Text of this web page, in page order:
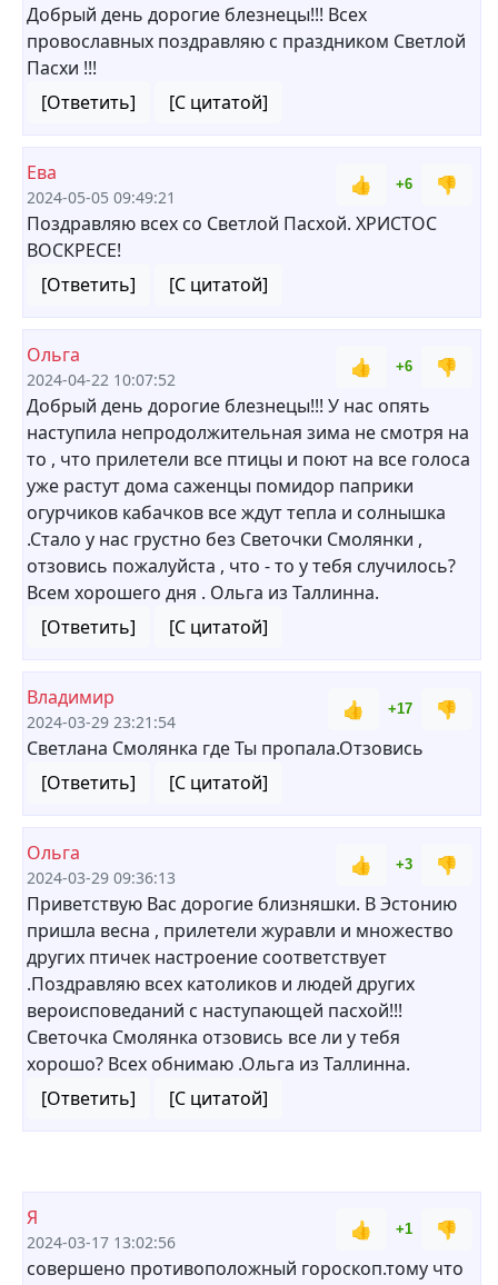
Добрый день дорогие блезнецы!!! Всех
провославных поздравляю с праздником Светлой
Пасхи !!!
[Ответить]
[С цитатой]
Ева
2024-05-05 09:49:21
👍 +6
👎
Поздравляю всех со Светлой Пасхой. ХРИСТОС
ВОСКРЕСЕ!
[Ответить]
[С цитатой]
Ольга
2024-04-22 10:07:52
👍 +6
👎
Добрый день дорогие блезнецы!!! У нас опять
наступила непродолжительная зима не смотря на
то , что прилетели все птицы и поют на все голоса
уже растут дома саженцы помидор паприки
огурчиков кабачков все ждут тепла и солнышка
.Стало у нас грустно без Светочки Смолянки ,
отзовись пожалуйста , что - то у тебя случилось?
Всем хорошего дня . Ольга из Таллинна.
[Ответить]
[С цитатой]
Владимир
2024-03-29 23:21:54
👍 +17
👎
Светлана Смолянка где Ты пропала.Отзовись
[Ответить]
[С цитатой]
Ольга
2024-03-29 09:36:13
👍 +3
👎
Приветствую Вас дорогие близняшки. В Эстонию
пришла весна , прилетели журавли и множество
других птичек настроение соответствует
.Поздравляю всех католиков и людей других
вероисповеданий с наступающей пасхой!!!
Светочка Смолянка отзовись все ли у тебя
хорошо? Всех обнимаю .Ольга из Таллинна.
[Ответить]
[С цитатой]
Я
2024-03-17 13:02:56
👍 +1
👎
совершено противоположный гороскоп.тому что